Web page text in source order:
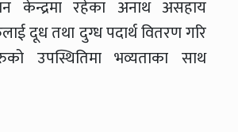
केन्द्रमा रहेका अनाथ असहाय
दूध तथा दुग्ध पदार्थ वितरण गरि
उपस्थितिमा भव्यताका साथ